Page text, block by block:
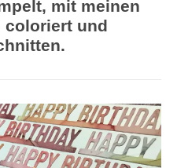
mit meinen
coloriert und